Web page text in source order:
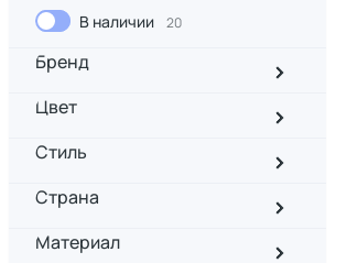
В наличии 20
Бренд
Цвет
Стиль
Страна
Материал